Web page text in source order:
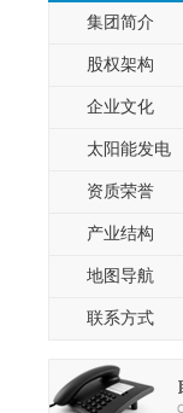
集团简介
股权架构
企业文化
太阳能发电
资质荣誉
产业结构
地图导航
联系方式